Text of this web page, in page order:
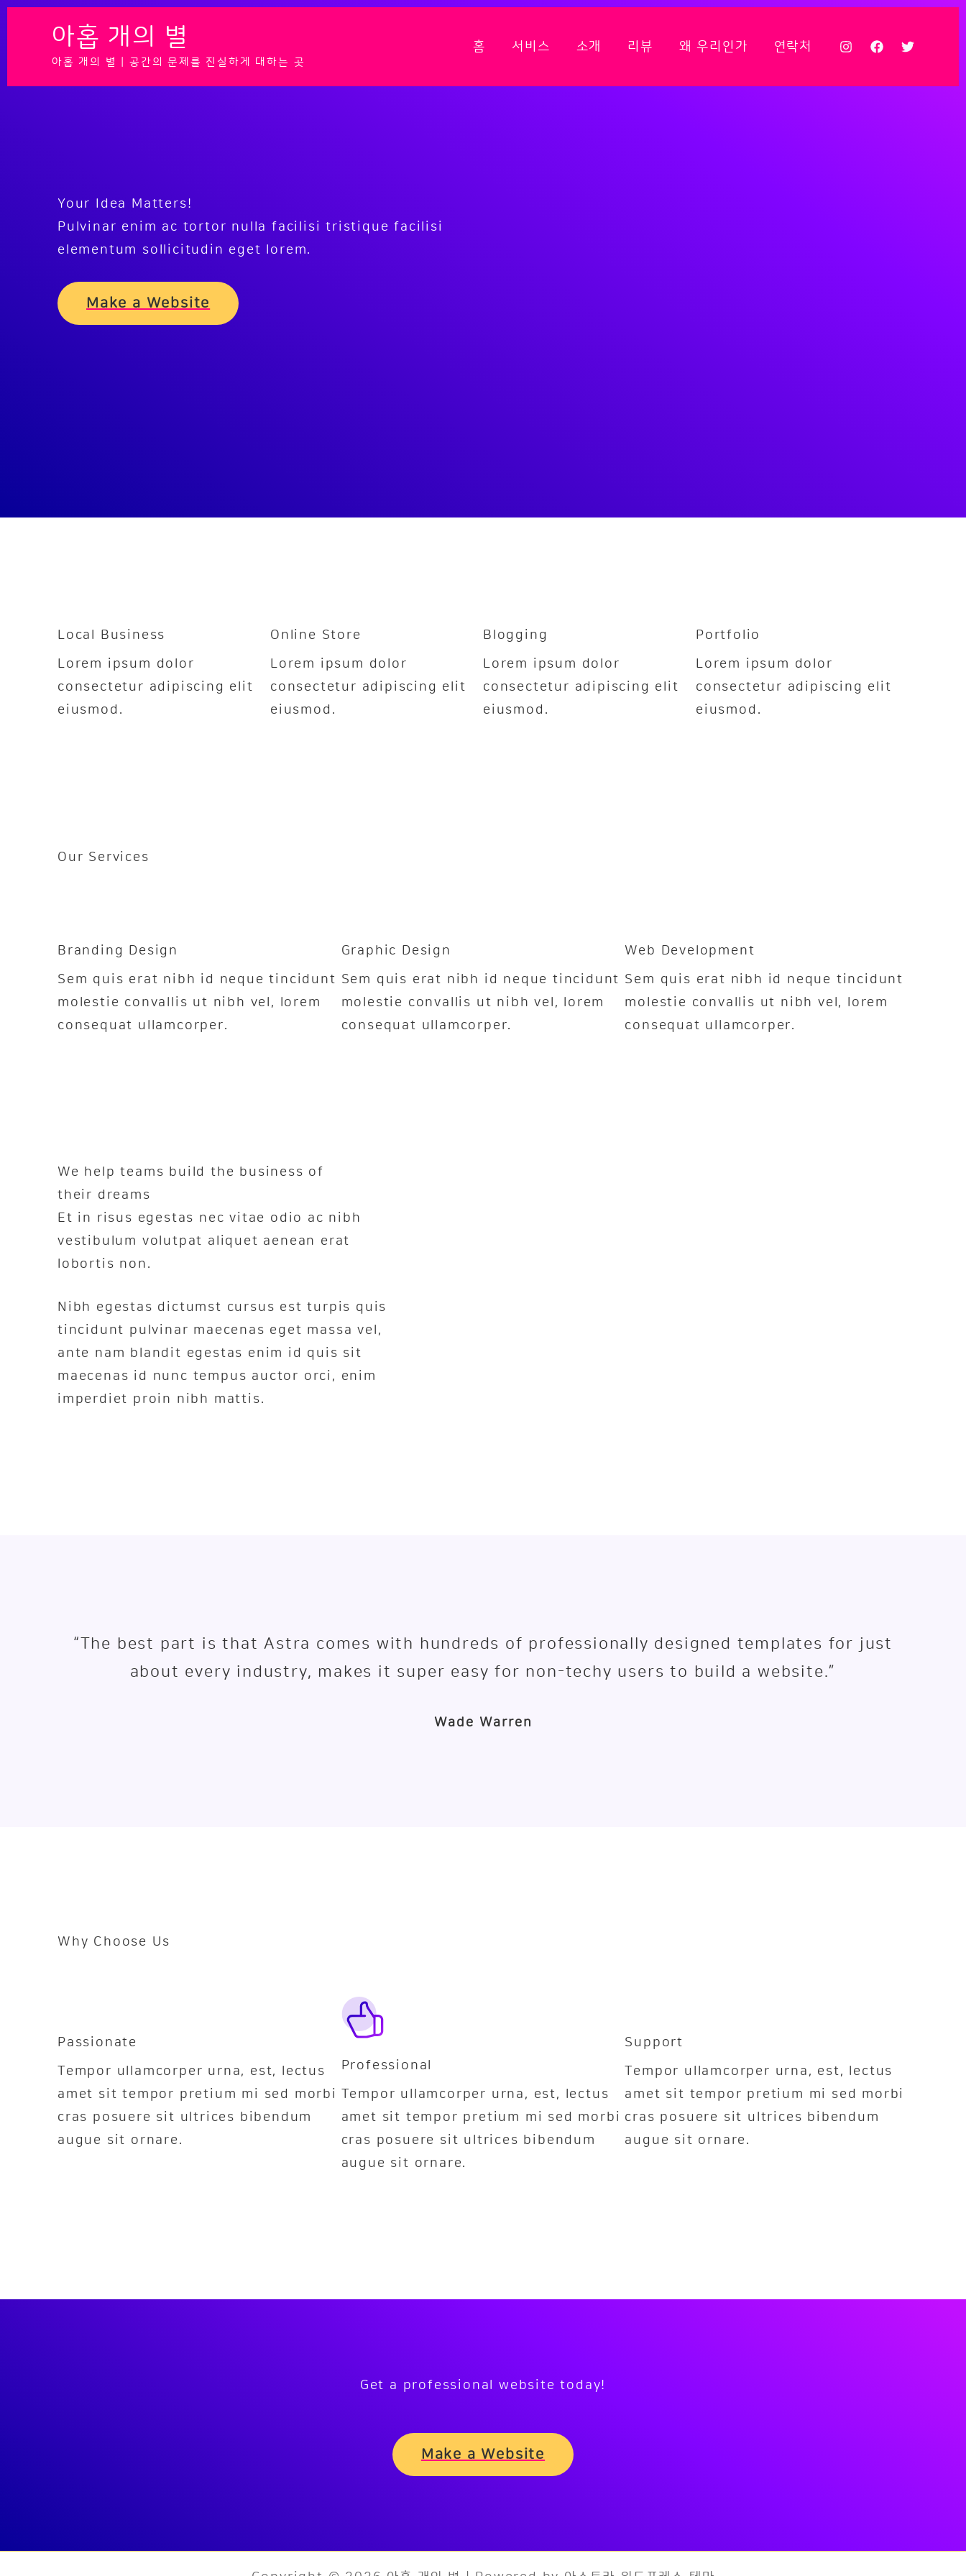
콘
아홉 개의 별
아홉 개의 별 | 공간의 문제를 진실하게 대하는 곳
홈 서비스 소개 리뷰 왜 우리인가 연락처
Your Idea Matters!
Pulvinar enim ac tortor nulla facilisi tristique facilisi
elementum sollicitudin eget lorem.
Make a Website
Local Business
Lorem ipsum dolor
consectetur adipiscing elit
eiusmod.
Online Store
Lorem ipsum dolor
consectetur adipiscing elit
eiusmod.
Blogging
Lorem ipsum dolor
consectetur adipiscing elit
eiusmod.
Portfolio
Lorem ipsum dolor
consectetur adipiscing elit
eiusmod.
Our Services
Branding Design
Sem quis erat nibh id neque tincidunt
molestie convallis ut nibh vel, lorem
consequat ullamcorper.
Graphic Design
Sem quis erat nibh id neque tincidunt
molestie convallis ut nibh vel, lorem
consequat ullamcorper.
Web Development
Sem quis erat nibh id neque tincidunt
molestie convallis ut nibh vel, lorem
consequat ullamcorper.
We help teams build the business of
their dreams
Et in risus egestas nec vitae odio ac nibh
vestibulum volutpat aliquet aenean erat
lobortis non.
Nibh egestas dictumst cursus est turpis quis
tincidunt pulvinar maecenas eget massa vel,
ante nam blandit egestas enim id quis sit
maecenas id nunc tempus auctor orci, enim
imperdiet proin nibh mattis.
“The best part is that Astra comes with hundreds of professionally designed templates for just
about every industry, makes it super easy for non-techy users to build a website.”
Wade Warren
Why Choose Us
Passionate
Tempor ullamcorper urna, est, lectus
amet sit tempor pretium mi sed morbi
cras posuere sit ultrices bibendum
augue sit ornare.
Professional
Tempor ullamcorper urna, est, lectus
amet sit tempor pretium mi sed morbi
cras posuere sit ultrices bibendum
augue sit ornare.
Support
Tempor ullamcorper urna, est, lectus
amet sit tempor pretium mi sed morbi
cras posuere sit ultrices bibendum
augue sit ornare.
Get a professional website today!
Make a Website